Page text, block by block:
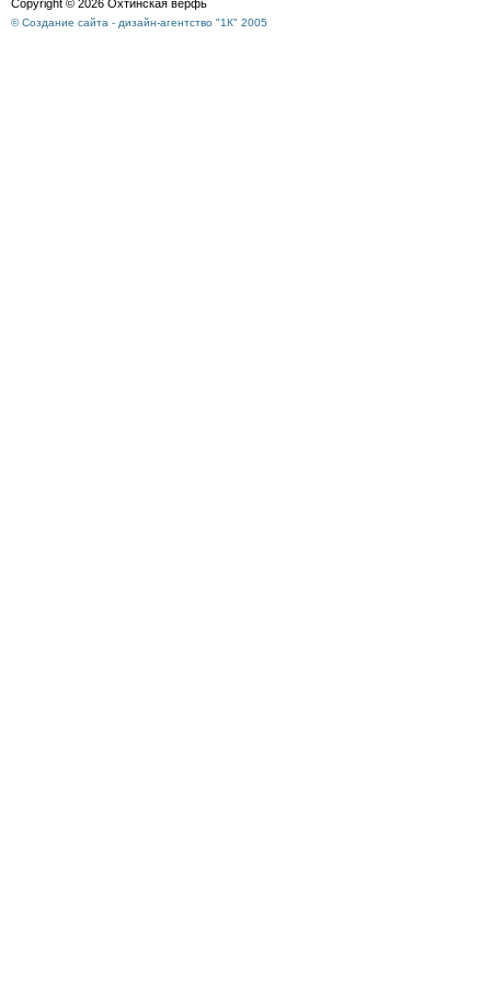
Copyright © 2026 Охтинская верфь
© Создание сайта - дизайн-агентство "1К" 2005